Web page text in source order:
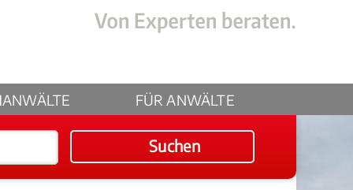
FÜR ANWÄLTE
Suchen